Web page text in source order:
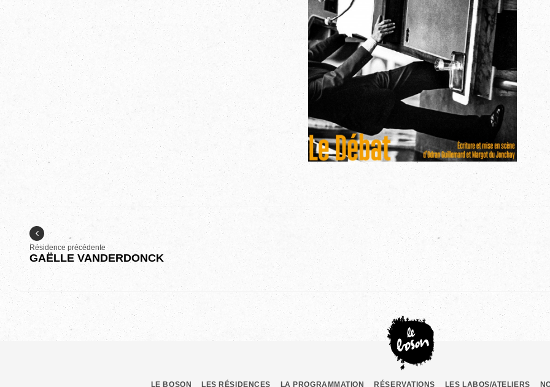
Résidence précédente
GAËLLE VANDERDONCK
LE BOSON LES RÉSIDENCES LA PROGRAMMATION RÉSERVATIONS LES LABOS/ATELIERS